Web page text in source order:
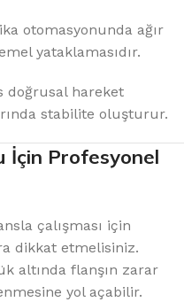
otomasyonunda ağır
yataklamasıdır.
doğrusal hareket
stabilite oluşturur.
İçin Profesyonel
çalışması için
dikkat etmelisiniz.
altında flanşın zarar
yol açabilir.